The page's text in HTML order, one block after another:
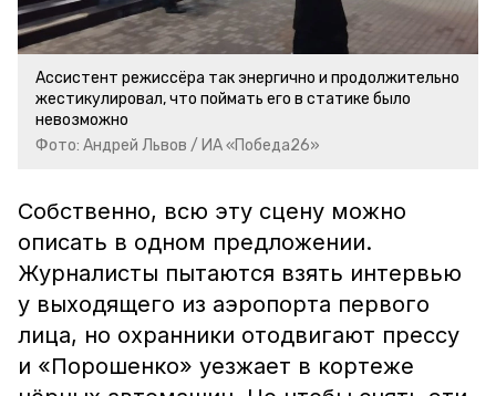
Ассистент режиссёра так энергично и продолжительно
жестикулировал, что поймать его в статике было
невозможно
Фото: Андрей Львов / ИА «Победа26»
Собственно, всю эту сцену можно
описать в одном предложении.
Журналисты пытаются взять интервью
у выходящего из аэропорта первого
лица, но охранники отодвигают прессу
и «Порошенко» уезжает в кортеже